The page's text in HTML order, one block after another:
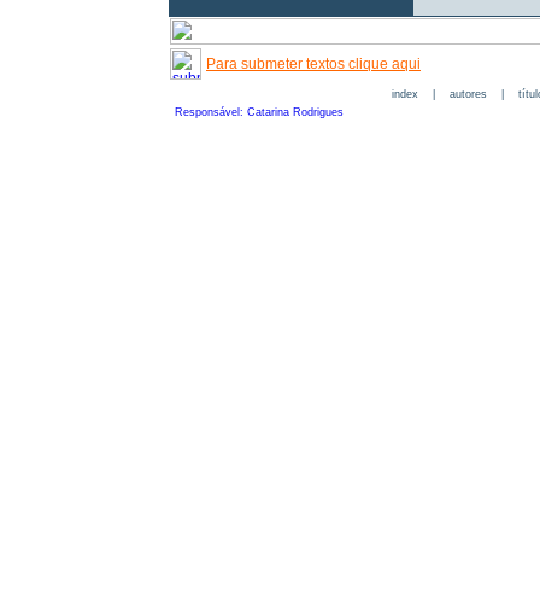
Para submeter textos clique aqui
index| autores|